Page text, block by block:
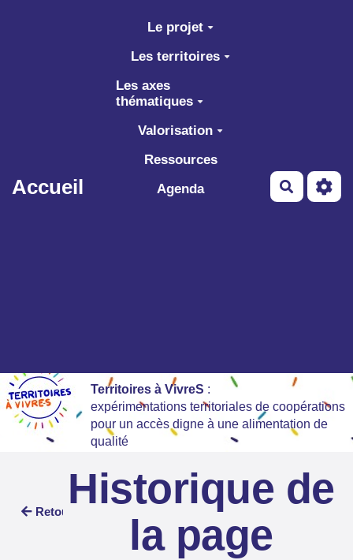
Aller au contenu principal
Accueil
Le projet
Les territoires
Les axes
thématiques
Valorisation
Ressources
Agenda
Territoires à VivreS :
expérimentations territoriales de coopérations
pour un accès digne à une alimentation de
qualité
Retour Historique de
la page